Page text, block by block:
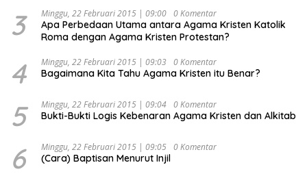
3 Minggu, 22 Februari 2015 | 09:00 0 Komentar
Apa Perbedaan Utama antara Agama Kristen Katolik
Roma dengan Agama Kristen Protestan?
4 Minggu, 22 Februari 2015 | 09:03 0 Komentar
Bagaimana Kita Tahu Agama Kristen itu Benar?
5 Minggu, 22 Februari 2015 | 09:04 0 Komentar
Bukti-Bukti Logis Kebenaran Agama Kristen dan Alkitab
6 Minggu, 22 Februari 2015 | 09:05 0 Komentar
(Cara) Baptisan Menurut Injil